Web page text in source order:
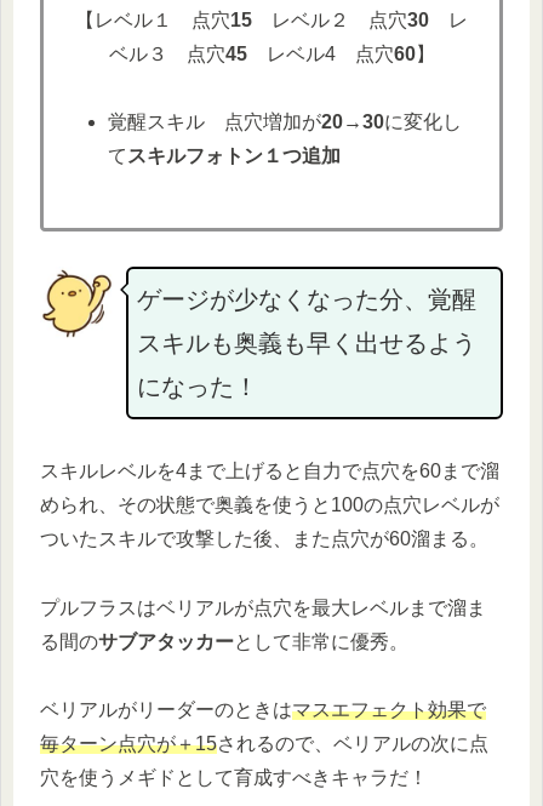
【レベル１ 点穴15 レベル２ 点穴30 レ
ベル３ 点穴45レベル4 点穴60】
覚醒スキル 点穴増加が20→30に変化し
てスキルフォトン１つ追加
ゲージが少なくなった分、覚醒
スキルも奥義も早く出せるよう
になった！
スキルレベルを4まで上げると自力で点穴を60まで溜
められ、その状態で奥義を使うと100の点穴レベルが
ついたスキルで攻撃した後、また点穴が60溜まる。
プルフラスはベリアルが点穴を最大レベルまで溜ま
る間のサブアタッカーとして非常に優秀。
ベリアルがリーダーのときはマスエフェクト効果で
毎ターン点穴が＋15されるので、ベリアルの次に点
穴を使うメギドとして育成すべきキャラだ！